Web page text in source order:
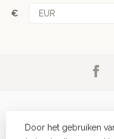
€
Door het gebruiken